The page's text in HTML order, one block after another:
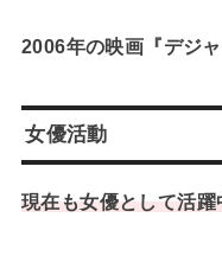
2006年の映画『デジ
女優活動
現在も女優として活躍